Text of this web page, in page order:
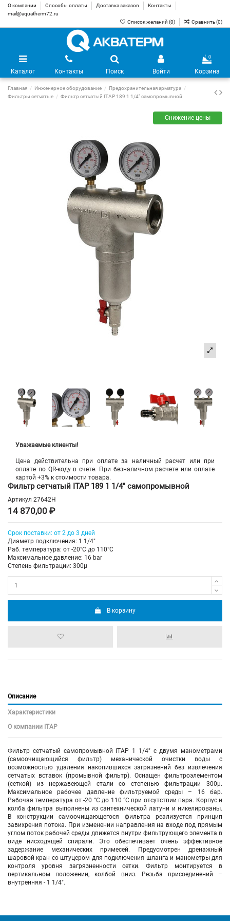
О компании Способы оплаты Доставка заказов
Контакты
mail@aquatherm72.ru
Список желаний (0) Сравнить (0)
Каталог Контакты Поиск Войти
0
Корзина
Главная Инженерное оборудование
Предохранительная арматура
Фильтры сетчатые
Фильтр сетчатый ITAP 189 1 1/4" самопромывной
Снижение цены
Уважаемые клиенты!
Цена действительна при оплате за наличный расчет или при
оплате по QR-коду в счете. При безналичном расчете или оплате
картой +3% к стоимости товара.
Фильтр сетчатый ITAP 189 1 1/4" самопромывной
Артикул 27642H
14 870,00 ₽
Срок поставки: от 2 до 3 дней
Диаметр подключения: 1 1/4"
Раб. температура: от -20°C до 110°C
Максимальное давление: 16 bar
Степень фильтрации: 300µ
В корзину
Описание
Характеристики
О компании ITAP
Фильтр сетчатый самопромывной ITAP 1 1/4" с двумя манометрами
(самоочищающийся фильтр) механической очистки воды с
возможностью удаления накопившихся загрязнений без извлечения
сетчатых вставок (промывной фильтр). Оснащен фильтроэлементом
(сеткой) из нержавеющей стали со степенью фильтрации 300µ.
Максимальное рабочее давление фильтруемой среды – 16 бар.
Рабочая температура от -20 °C до 110 °C при отсутствии пара. Корпус и
колба фильтра выполнены из сантехнической латуни и никелированы.
В конструкции самоочищающегося фильтра реализуется принцип
завихрения потока. При изменении направления на входе под прямым
углом поток рабочей среды движется внутри фильтрующего элемента в
виде нисходящей спирали. Это обеспечивает очень эффективное
задержание механических примесей. Предусмотрен дренажный
шаровой кран со штуцером для подключения шланга и манометры для
контроля уровня загрязненности сетки. Фильтр монтируется в
вертикальном положении, колбой вниз. Резьба присоединений –
внутренняя - 1 1/4".